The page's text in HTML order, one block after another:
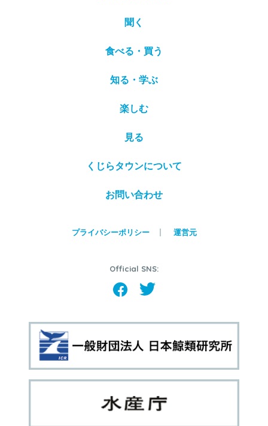
聞く
食べる・買う
知る・学ぶ
楽しむ
見る
くじらタウンについて
お問い合わせ
プライバシーポリシー 運営元
Official SNS: